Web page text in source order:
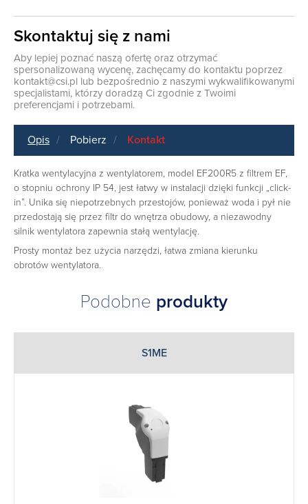
Skontaktuj się z nami
Aby lepiej poznać naszą ofertę oraz otrzymać
spersonalizowaną wycenę, zachęcamy do kontaktu poprzez
kontakt@csi.pl lub bezpośrednio z naszymi wykwalifikowanymi
specjalistami, którzy doradzą Ci zgodnie z Twoimi
preferencjami i potrzebami.
Opis Pobierz Kontakt
Kratka wentylacyjna z wentylatorem, model EF200R5 z filtrem EF,
o stopniu ochrony IP 54, jest łatwy w instalacji dzięki funkcji „click-
in”. Unika się niepotrzebnych przestojów, ponieważ woda i pył nie
przedostają się przez filtr do wnętrza obudowy, a niezawodny
silnik wentylatora zapewnia stałą wentylację.
Prosty montaż bez użycia narzędzi, łatwa zmiana kierunku
obrotów wentylatora.
Podobne produkty
S1ME